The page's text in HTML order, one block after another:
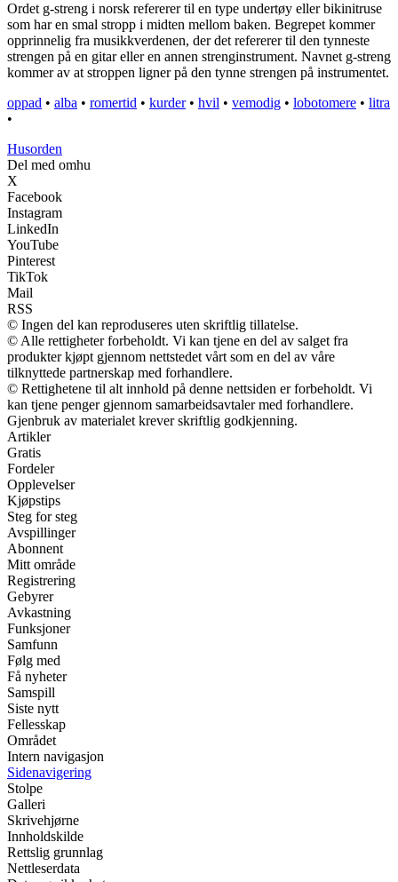
Ordet g-streng i norsk refererer til en type undertøy eller bikinitruse
som har en smal stropp i midten mellom baken. Begrepet kommer
opprinnelig fra musikkverdenen, der det refererer til den tynneste
strengen på en gitar eller en annen strenginstrument. Navnet g-streng
kommer av at stroppen ligner på den tynne strengen på instrumentet.
oppad • alba • romertid • kurder• hvil • vemodig • lobotomere • litra
•
Husorden
Del med omhu
X
Facebook
Instagram
LinkedIn
YouTube
Pinterest
TikTok
Mail
RSS
© Ingen del kan reproduseres uten skriftlig tillatelse.
© Alle rettigheter forbeholdt. Vi kan tjene en del av salget fra
produkter kjøpt gjennom nettstedet vårt som en del av våre
tilknyttede partnerskap med forhandlere.
© Rettighetene til alt innhold på denne nettsiden er forbeholdt. Vi
kan tjene penger gjennom samarbeidsavtaler med forhandlere.
Gjenbruk av materialet krever skriftlig godkjenning.
Artikler
Gratis
Fordeler
Opplevelser
Kjøpstips
Steg for steg
Avspillinger
Abonnent
Mitt område
Registrering
Gebyrer
Avkastning
Funksjoner
Samfunn
Følg med
Få nyheter
Samspill
Siste nytt
Fellesskap
Området
Intern navigasjon
Sidenavigering
Stolpe
Galleri
Skrivehjørne
Innholdskilde
Rettslig grunnlag
Nettleserdata